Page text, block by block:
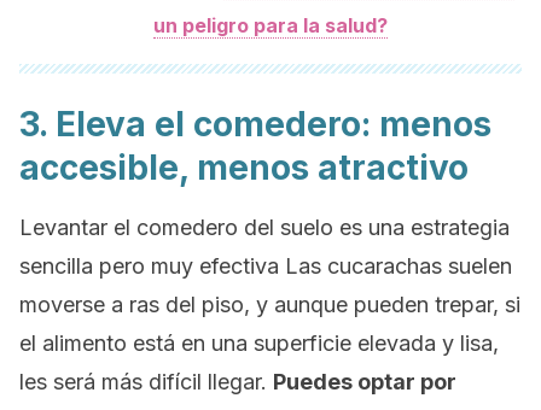
un peligro para la salud?
3. Eleva el comedero: menos
accesible, menos atractivo
Levantar el comedero del suelo es una estrategia
sencilla pero muy efectiva Las cucarachas suelen
moverse a ras del piso, y aunque pueden trepar, si
el alimento está en una superficie elevada y lisa,
les será más difícil llegar. Puedes optar por